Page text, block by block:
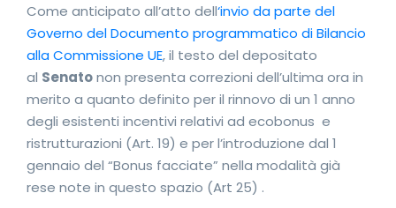
Come anticipato all’atto dell‘invio da parte del
Governo del Documento programmatico di Bilancio
alla Commissione UE, il testo del depositato
al Senatonon presenta correzioni dell’ultima ora in
merito a quanto definito per il rinnovo di un 1 anno
degli esistenti incentivi relativi ad ecobonus e
ristrutturazioni (Art. 19) e per l’introduzione dal 1
gennaio del “Bonus facciate” nella modalità già
rese note in questo spazio (Art 25) .